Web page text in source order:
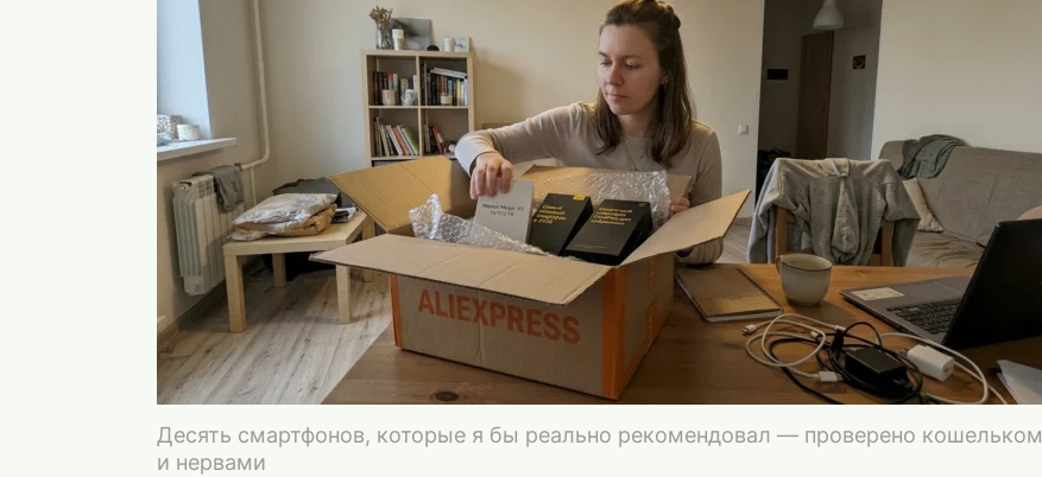
Десять смартфонов, которые я бы реально рекомендовал — проверено кошельком
и нервами